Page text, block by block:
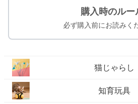
購入時のルー
必ず購入前にお読みく
猫じゃらし
知育玩具